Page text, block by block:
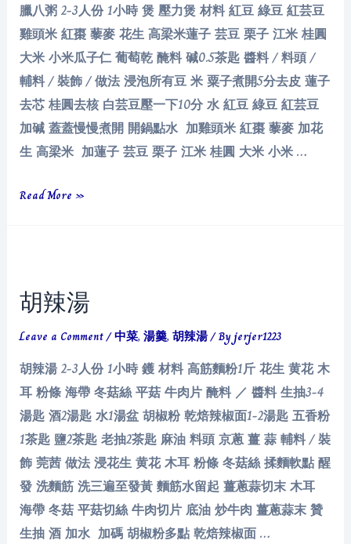
臘八粥 2-3人份 1小時 煲 壓力煲 材料 紅豆 綠豆 紅芸豆
雞頭米 紅棗 藜麥 花生 高梁米蓮子 芸豆 栗子 江米 桂圓
大米 小米瓜子仁 葡萄乾 醃料 碱0.5茶匙 醬料 / 料頭 /
輔料 / 裝飾 / 做法 浸泡所有豆 米 粟子煮開5分去皮 蓮子
去芯 桂圓去核 白芸豆壓一下10分 水 紅豆 綠豆 紅芸豆
加碱 蓋蓋慢慢煮開 開鍋點水 加雞頭米 紅棗 藜麥 加花
生 高梁米 加蓮子 芸豆 栗子 江米 桂圓 大米 小米 …
臘
Read More »
胡辣湯
Leave a Comment/中菜,湯羹,胡辣湯/ Byjerjer1223
胡辣湯 2-3人份 1小時 鑊 材料 高筋麵粉1斤 花生 黄花 木
耳 粉條 海帶 冬菇絲 平菇 牛肉片 醃料 ／ 醬料 生抽3-4
湯匙 酒2湯匙 水1湯盆 胡椒粉 乾焙辣椒面1-2湯匙 五香粉
1茶匙 鹽2茶匙 老抽2茶匙 麻油 料頭 京蔥 薑 蒜 輔料 / 裝
飾 莞茜 做法 浸花生 黄花 木耳 粉條 冬菇絲 揉麵軟點 醒
發 洗麵筋 洗三遍至發黃 麵筋水留起 薑蔥蒜切末 木耳
海帶 冬菇 平菇切絲 牛肉切片 底油 炒牛肉 薑蔥蒜末 贊
生抽 酒 加水 加碼 胡椒粉多點 乾焙辣椒面 …